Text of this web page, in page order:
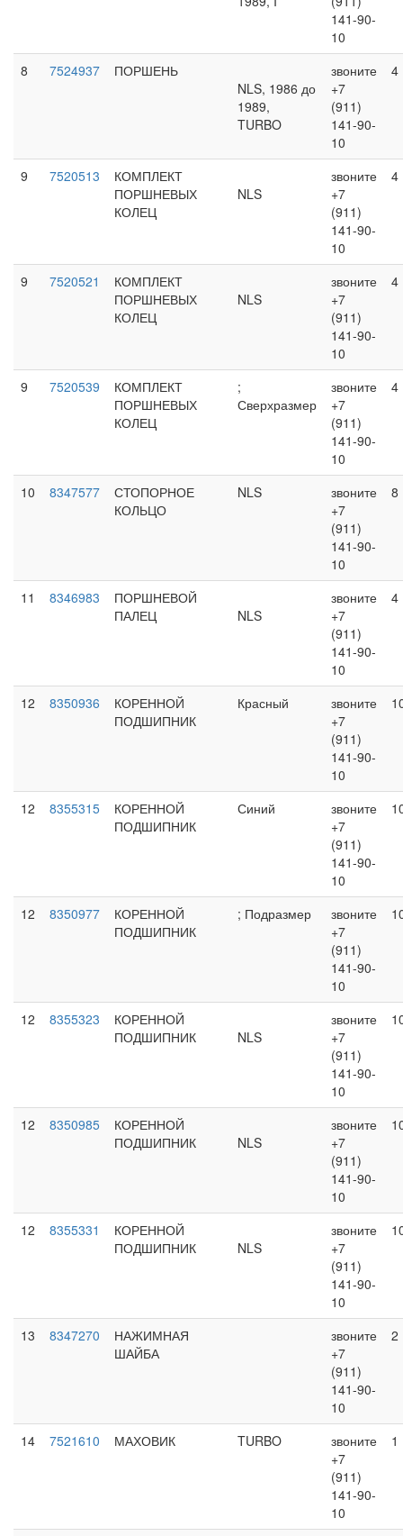
141-90-
10
8
7524937
ПОРШЕНЬ
NLS, 1986 до
1989,
TURBO
звоните
+7
(911)
141-90-
10
4
9 7520513
КОМПЛЕКТ
ПОРШНЕВЫХ
КОЛЕЦ
NLS
звоните
+7
(911)
141-90-
10
4
9 7520521
КОМПЛЕКТ
ПОРШНЕВЫХ
КОЛЕЦ
NLS
звоните
+7
(911)
141-90-
10
4
9 7520539
КОМПЛЕКТ
ПОРШНЕВЫХ
КОЛЕЦ
;
Сверхразмер
звоните
+7
(911)
141-90-
10
4
10 8347577
СТОПОРНОЕ
КОЛЬЦО
NLS
звоните
+7
(911)
141-90-
10
8
11 8346983
ПОРШНЕВОЙ
ПАЛЕЦ
NLS
звоните
+7
(911)
141-90-
10
4
12 8350936
КОРЕННОЙ
ПОДШИПНИК
Красный
звоните
+7
(911)
141-90-
10
12 8355315
КОРЕННОЙ
ПОДШИПНИК
Синий
звоните
+7
(911)
141-90-
10
12 8350977
КОРЕННОЙ
ПОДШИПНИК
; Подразмер
звоните
+7
(911)
141-90-
10
12 8355323
КОРЕННОЙ
ПОДШИПНИК
NLS
звоните
+7
(911)
141-90-
10
12 8350985
КОРЕННОЙ
ПОДШИПНИК
NLS
звоните
+7
(911)
141-90-
10
12 8355331
КОРЕННОЙ
ПОДШИПНИК
NLS
звоните
+7
(911)
141-90-
10
13 8347270
НАЖИМНАЯ
ШАЙБА
звоните
+7
(911)
141-90-
10
2
14 7521610 МАХОВИК TURBO
звоните
+7
(911)
141-90-
10
1